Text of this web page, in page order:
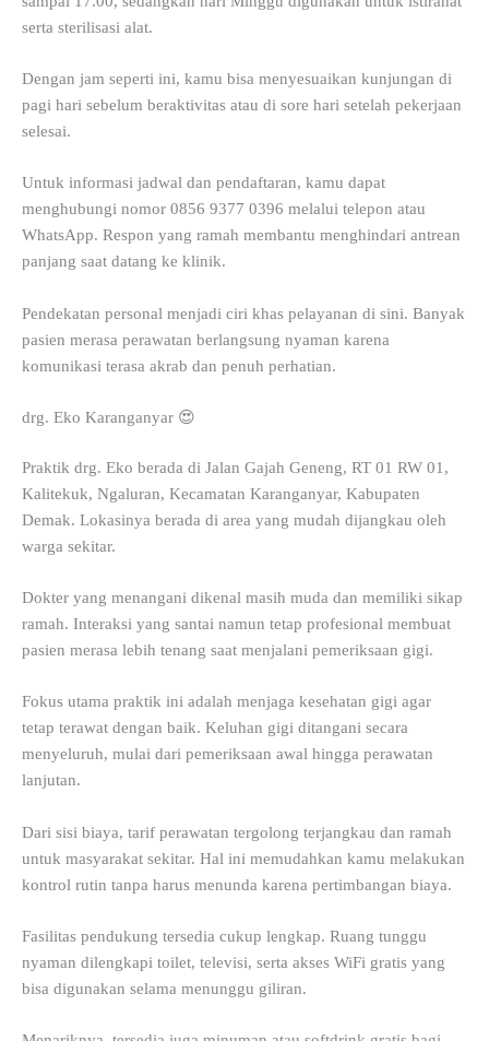
serta sterilisasi alat.
Dengan jam seperti ini, kamu bisa menyesuaikan kunjungan di
pagi hari sebelum beraktivitas atau di sore hari setelah pekerjaan
selesai.
Untuk informasi jadwal dan pendaftaran, kamu dapat
menghubungi nomor 0856 9377 0396 melalui telepon atau
WhatsApp. Respon yang ramah membantu menghindari antrean
panjang saat datang ke klinik.
Pendekatan personal menjadi ciri khas pelayanan di sini. Banyak
pasien merasa perawatan berlangsung nyaman karena
komunikasi terasa akrab dan penuh perhatian.
drg. Eko Karanganyar 😍
Praktik drg. Eko berada di Jalan Gajah Geneng, RT 01 RW 01,
Kalitekuk, Ngaluran, Kecamatan Karanganyar, Kabupaten
Demak. Lokasinya berada di area yang mudah dijangkau oleh
warga sekitar.
Dokter yang menangani dikenal masih muda dan memiliki sikap
ramah. Interaksi yang santai namun tetap profesional membuat
pasien merasa lebih tenang saat menjalani pemeriksaan gigi.
Fokus utama praktik ini adalah menjaga kesehatan gigi agar
tetap terawat dengan baik. Keluhan gigi ditangani secara
menyeluruh, mulai dari pemeriksaan awal hingga perawatan
lanjutan.
Dari sisi biaya, tarif perawatan tergolong terjangkau dan ramah
untuk masyarakat sekitar. Hal ini memudahkan kamu melakukan
kontrol rutin tanpa harus menunda karena pertimbangan biaya.
Fasilitas pendukung tersedia cukup lengkap. Ruang tunggu
nyaman dilengkapi toilet, televisi, serta akses WiFi gratis yang
bisa digunakan selama menunggu giliran.